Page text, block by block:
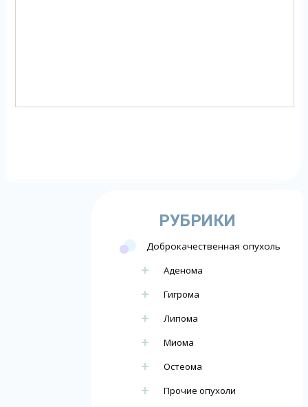
РУБРИКИ
Доброкачественная опухоль
Аденома
Гигрома
Липома
Миома
Остеома
Прочие опухоли